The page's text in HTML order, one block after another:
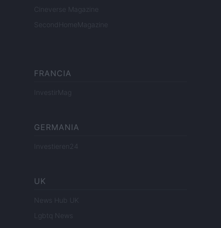
Cineverse Magazine
SecondHomeMagazine
FRANCIA
InvestirMag
GERMANIA
Investieren24
UK
News Hub UK
Lgbtq News